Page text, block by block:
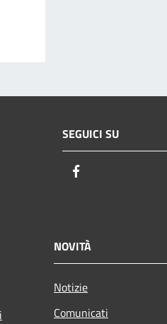
SEGUICI SU
NOVITÀ
Notizie
Comunicati